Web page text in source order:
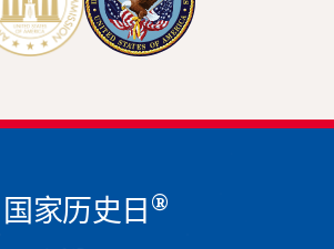
国家历史日 ®